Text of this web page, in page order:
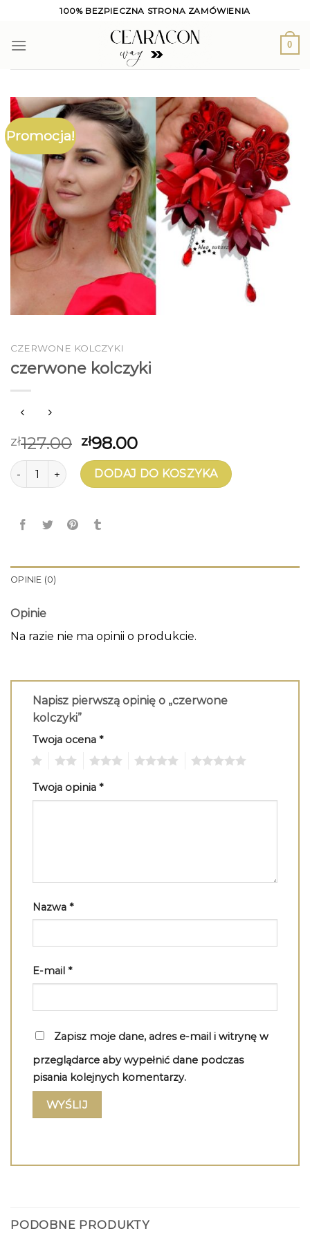
content
100% BEZPIECZNA STRONA ZAMÓWIENIA
0
Promocja!
CZERWONE KOLCZYKI
czerwone kolczyki
zł127.00 zł98.00
ilość czerwone kolczykiDODAJ DO KOSZYKA
OPINIE (0)
Opinie
Na razie nie ma opinii o produkcie.
Napisz pierwszą opinię o „czerwone
kolczyki”
Twoja ocena *
Twoja opinia *
Nazwa *
E-mail *
Zapisz moje dane, adres e-mail i witrynę w
przeglądarce aby wypełnić dane podczas
pisania kolejnych komentarzy.
PODOBNE PRODUKTY